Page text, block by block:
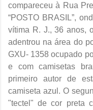
compareceu à Rua
“POSTO BRASIL”,
vítima R. J., 36 anos,
adentrou na área do
GXU- 1358 ocupado
e com camisetas
primeiro autor de
camiseta azul. O
"tectel" de cor preta